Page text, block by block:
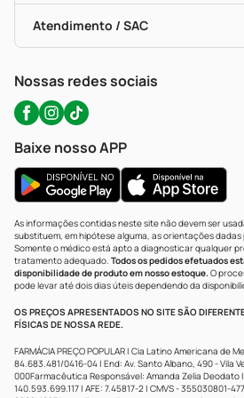
Bulas De A A Z
Políticas De Marketplace
Autoteste Covid-19
Portal Da Privacidade
Atendimento / SAC
Nossas redes sociais
Baixe nosso APP
As informações contidas neste site não devem ser
substituem, em hipótese alguma, as orientações
Somente o médico está apto a diagnosticar qualquer
tratamento adequado. Todos os pedidos efetuados
disponibilidade de produto em nosso estoque.O
pode levar até dois dias úteis dependendo da
OS PREÇOS APRESENTADOS NO SITE SÃO
FÍSICAS DE NOSSA REDE.
FARMÁCIA PREÇO POPULAR | Cia Latino Americana de
84.683.481/0416-04 | End: Av. Santo Albano, 490 - Vila
000Farmacêutica Responsável: Amanda Zelia Deodato |
140.593.699.117 | AFE: 7.45817-2 | CMVS - 355030801-